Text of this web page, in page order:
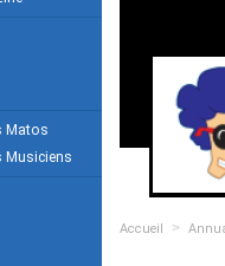
Matos
Musiciens
Accueil >